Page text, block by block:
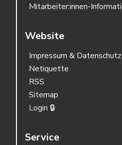
Mitarbeiter:innen-
Website
Impressum & Datenschutz
Netiquette
RSS
Sitemap
Login 🔒
Service